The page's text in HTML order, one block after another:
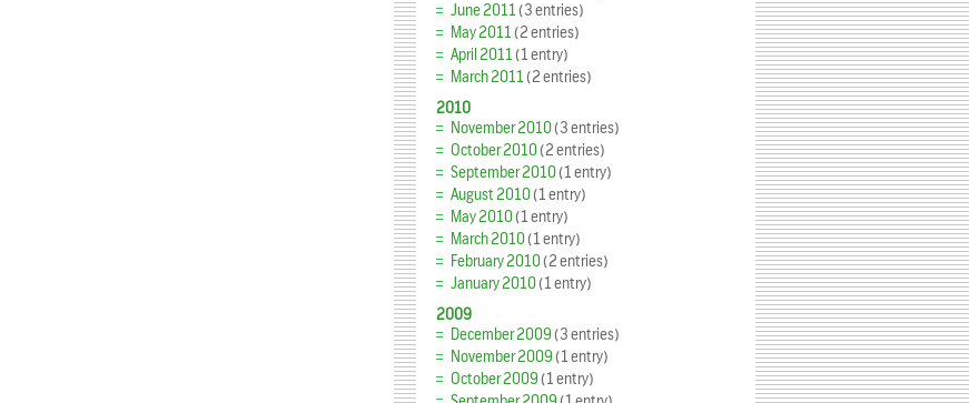
June 2011(3 entries)
May 2011(2 entries)
April 2011(1 entry)
March 2011(2 entries)
2010
November 2010(3 entries)
October 2010(2 entries)
September 2010(1 entry)
August 2010(1 entry)
May 2010(1 entry)
March 2010(1 entry)
February 2010(2 entries)
January 2010(1 entry)
2009
December 2009(3 entries)
November 2009(1 entry)
October 2009(1 entry)